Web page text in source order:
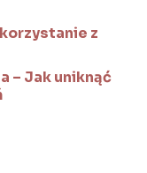
z
– Jak uniknąć